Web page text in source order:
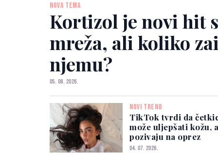
NOVA TEMA
Kortizol je novi hit
mreža, ali koliko
njemu?
05. 08. 2026.
NOVI TREND
TikTok tvrdi da
može uljepšati kožu,
pozivaju na oprez
04. 07. 2026.